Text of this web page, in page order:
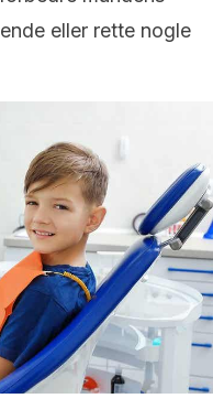
eller rette nogle